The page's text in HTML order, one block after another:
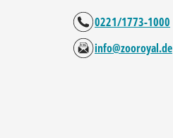
0221/1773-1000
info@zooroyal.de